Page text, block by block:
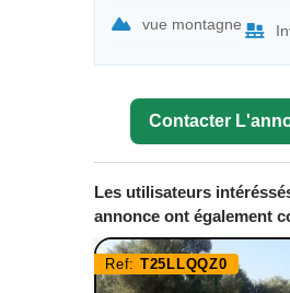
vue montagne
Contacter
Les utilisateurs
annonce ont également
Ref: T25LLQQZ0